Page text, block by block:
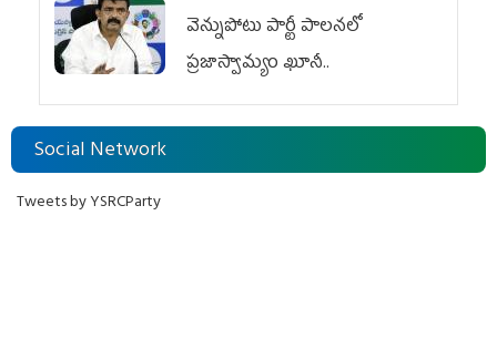
వెన్నుపోటు పార్టీ పాలనలో
ప్రజాస్వామ్యం ఖూనీ..
Social Network
Tweets by YSRCParty